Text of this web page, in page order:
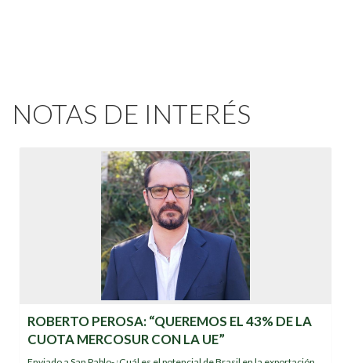
NOTAS DE INTERÉS
ROBERTO PEROSA: “QUEREMOS EL 43% DE LA
CUOTA MERCOSUR CON LA UE”